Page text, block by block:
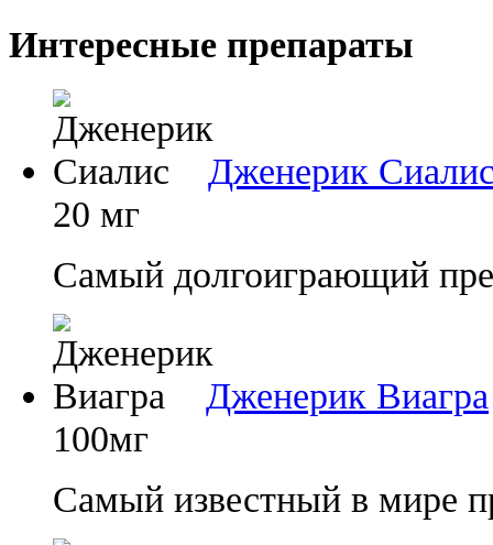
Интересные препараты
Дженерик
20 мг
Самый долгоиграющий
Дженерик Виагра
100мг
Самый известный в мире